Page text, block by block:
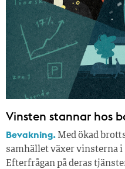
Vinsten stannar hos
Bevakning. Med ökad
samhället växer vinsterna i
Efterfrågan på deras